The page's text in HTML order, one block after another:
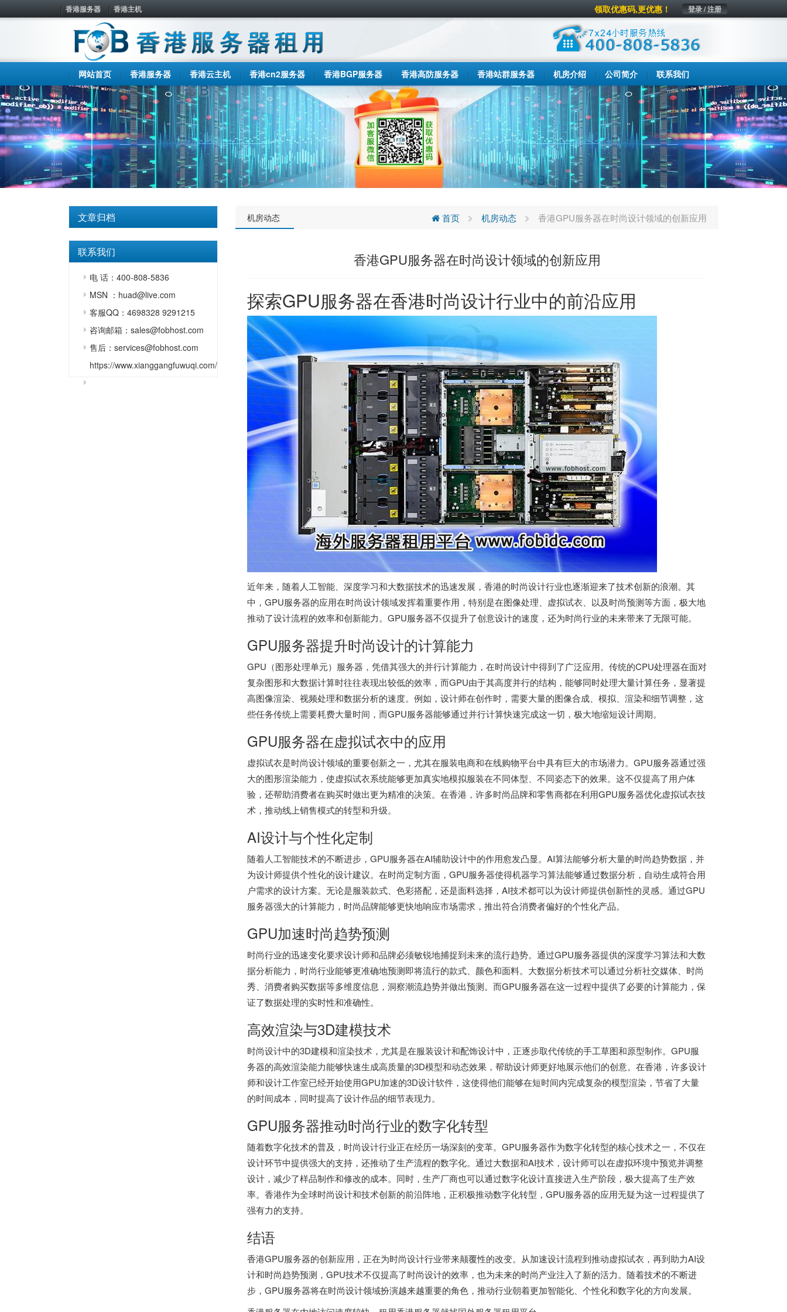
香港服务器 香港主机 登录 / 注册
领取优惠码,更优惠！
网站首页 香港服务器 香港云主机 香港cn2服务器 香港BGP服务器 香港高防服务器 香港站群服务器 机房介绍 公司简介 联系我们
文章归档
联系我们
电 话：400-808-5836
MSN ：huad@live.com
客服QQ：4698328 9291215
咨询邮箱：sales@fobhost.com
售后：services@fobhost.com
https://www.xianggangfuwuqi.com/
机房动态 首页 机房动态 香港GPU服务器在时尚设计领域的创新应用
香港GPU服务器在时尚设计领域的创新应用
探索GPU服务器在香港时尚设计行业中的前沿应用
近年来，随着人工智能、深度学习和大数据技术的迅速发展，香港的时尚设计行业也逐渐迎来了技术创新的浪潮。其
中，GPU服务器的应用在时尚设计领域发挥着重要作用，特别是在图像处理、虚拟试衣、以及时尚预测等方面，极大地
推动了设计流程的效率和创新能力。GPU服务器不仅提升了创意设计的速度，还为时尚行业的未来带来了无限可能。
GPU服务器提升时尚设计的计算能力
GPU（图形处理单元）服务器，凭借其强大的并行计算能力，在时尚设计中得到了广泛应用。传统的CPU处理器在面对
复杂图形和大数据计算时往往表现出较低的效率，而GPU由于其高度并行的结构，能够同时处理大量计算任务，显著提
高图像渲染、视频处理和数据分析的速度。例如，设计师在创作时，需要大量的图像合成、模拟、渲染和细节调整，这
些任务传统上需要耗费大量时间，而GPU服务器能够通过并行计算快速完成这一切，极大地缩短设计周期。
GPU服务器在虚拟试衣中的应用
虚拟试衣是时尚设计领域的重要创新之一，尤其在服装电商和在线购物平台中具有巨大的市场潜力。GPU服务器通过强
大的图形渲染能力，使虚拟试衣系统能够更加真实地模拟服装在不同体型、不同姿态下的效果。这不仅提高了用户体
验，还帮助消费者在购买时做出更为精准的决策。在香港，许多时尚品牌和零售商都在利用GPU服务器优化虚拟试衣技
术，推动线上销售模式的转型和升级。
AI设计与个性化定制
随着人工智能技术的不断进步，GPU服务器在AI辅助设计中的作用愈发凸显。AI算法能够分析大量的时尚趋势数据，并
为设计师提供个性化的设计建议。在时尚定制方面，GPU服务器使得机器学习算法能够通过数据分析，自动生成符合用
户需求的设计方案。无论是服装款式、色彩搭配，还是面料选择，AI技术都可以为设计师提供创新性的灵感。通过GPU
服务器强大的计算能力，时尚品牌能够更快地响应市场需求，推出符合消费者偏好的个性化产品。
GPU加速时尚趋势预测
时尚行业的迅速变化要求设计师和品牌必须敏锐地捕捉到未来的流行趋势。通过GPU服务器提供的深度学习算法和大数
据分析能力，时尚行业能够更准确地预测即将流行的款式、颜色和面料。大数据分析技术可以通过分析社交媒体、时尚
秀、消费者购买数据等多维度信息，洞察潮流趋势并做出预测。而GPU服务器在这一过程中提供了必要的计算能力，保
证了数据处理的实时性和准确性。
高效渲染与3D建模技术
时尚设计中的3D建模和渲染技术，尤其是在服装设计和配饰设计中，正逐步取代传统的手工草图和原型制作。GPU服
务器的高效渲染能力能够快速生成高质量的3D模型和动态效果，帮助设计师更好地展示他们的创意。在香港，许多设计
师和设计工作室已经开始使用GPU加速的3D设计软件，这使得他们能够在短时间内完成复杂的模型渲染，节省了大量
的时间成本，同时提高了设计作品的细节表现力。
GPU服务器推动时尚行业的数字化转型
随着数字化技术的普及，时尚设计行业正在经历一场深刻的变革。GPU服务器作为数字化转型的核心技术之一，不仅在
设计环节中提供强大的支持，还推动了生产流程的数字化。通过大数据和AI技术，设计师可以在虚拟环境中预览并调整
设计，减少了样品制作和修改的成本。同时，生产厂商也可以通过数字化设计直接进入生产阶段，极大提高了生产效
率。香港作为全球时尚设计和技术创新的前沿阵地，正积极推动数字化转型，GPU服务器的应用无疑为这一过程提供了
强有力的支持。
结语
香港GPU服务器的创新应用，正在为时尚设计行业带来颠覆性的改变。从加速设计流程到推动虚拟试衣，再到助力AI设
计和时尚趋势预测，GPU技术不仅提高了时尚设计的效率，也为未来的时尚产业注入了新的活力。随着技术的不断进
步，GPU服务器将在时尚设计领域扮演越来越重要的角色，推动行业朝着更加智能化、个性化和数字化的方向发展。